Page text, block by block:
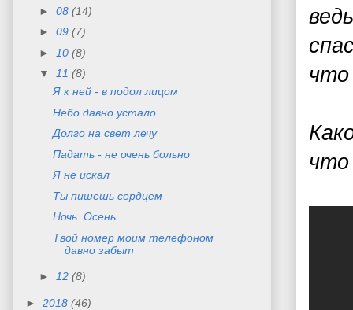
что
что
► 08 (14)
► 09 (7)
►
10 (8)
▼
11 (8)
Я к ней - в подол лицом
Небо давно устало
Долго на свет лечу
Падать - не очень больно
Я не искал
Ты пишешь сердцем
Ночь. Осень
Твой номер моим телефоном
давно забыт
► 12 (8)
► 2018 (46)